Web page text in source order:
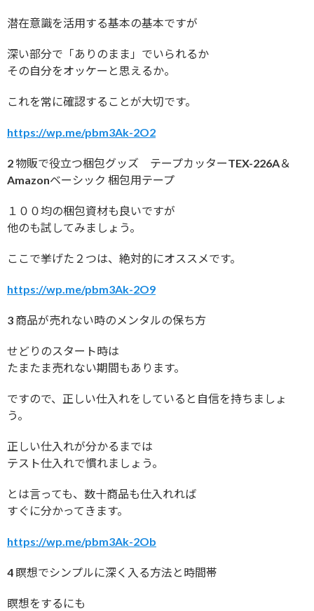
潜在意識を活用する基本の基本ですが
深い部分で「ありのまま」でいられるか
その自分をオッケーと思えるか。
これを常に確認することが大切です。
https://wp.me/pbm3Ak-2O2
2 物販で役立つ梱包グッズ テープカッターTEX-226A＆
Amazonベーシック 梱包用テープ
１００均の梱包資材も良いですが
他のも試してみましょう。
ここで挙げた２つは、絶対的にオススメです。
https://wp.me/pbm3Ak-2O9
3 商品が売れない時のメンタルの保ち方
せどりのスタート時は
たまたま売れない期間もあります。
ですので、正しい仕入れをしていると自信を持ちましょ
う。
正しい仕入れが分かるまでは
テスト仕入れで慣れましょう。
とは言っても、数十商品も仕入れれば
すぐに分かってきます。
https://wp.me/pbm3Ak-2Ob
4 瞑想でシンプルに深く入る方法と時間帯
瞑想をするにも